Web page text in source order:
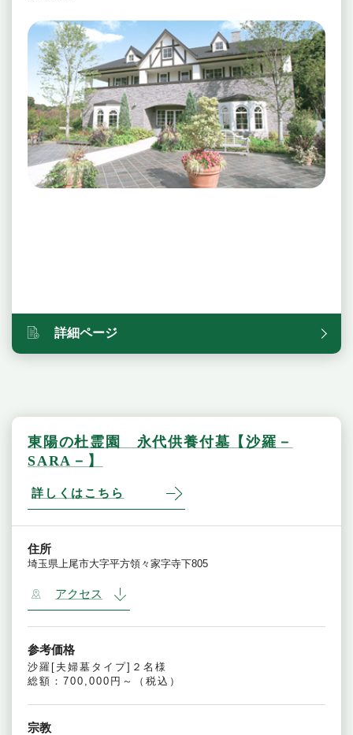
詳細ページ
東陽の杜霊園 永代供養付墓【沙羅－
SARA－】
詳しくはこちら
住所
埼玉県上尾市大字平方領々家字寺下805
アクセス
参考価格
沙羅[夫婦墓タイプ]２名様
総額：700,000円～（税込）
宗教